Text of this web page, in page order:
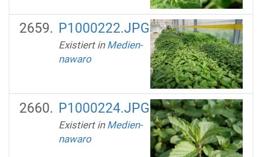
P1000222.JPG
Existiert in Medien-
nawaro
P1000224.JPG
Existiert in Medien-
nawaro